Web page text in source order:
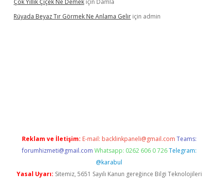
Çok Yıllık Çiçek Ne Demek için Damla
Rüyada Beyaz Tır Görmek Ne Anlama Gelir için admin
Reklam ve İletişim: E-mail: backlinkpaneli@gmail.com Teams:
forumhizmeti@gmail.com Whatsapp: 0262 606 0 726 Telegram:
@karabul
Yasal Uyarı: Sitemiz, 5651 Sayılı Kanun gereğince Bilgi Teknolojileri